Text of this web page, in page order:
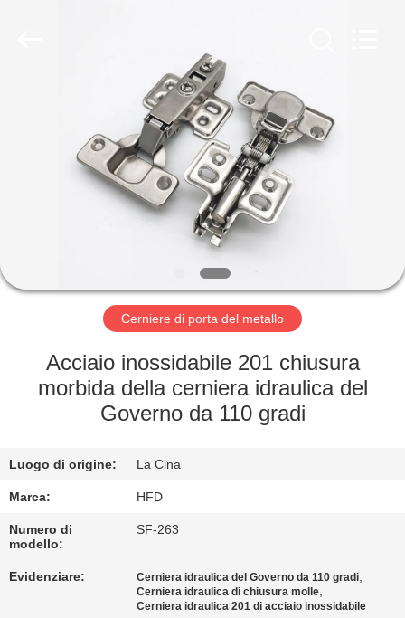
PRODOTTI
CIRCA
NOI
GIRO
DELLA
FABBRICA
CONTROLLO
DI
QUALITÀ
CONTATTICI
Cerniere di porta del metallo
Acciaio inossidabile 201 chiusura
morbida della cerniera idraulica del
Governo da 110 gradi
Luogo di origine: La Cina
Marca: HFD
Numero di
modello:
SF-263
Evidenziare: Cerniera idraulica del Governo da 110 gradi,
Cerniera idraulica di chiusura molle,
Cerniera idraulica 201 di acciaio inossidabile